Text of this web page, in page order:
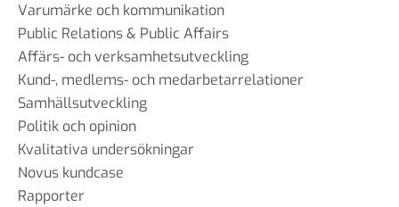
Varumärke och kommunikation
Public Relations & Public Affairs
Affärs- och verksamhetsutveckling
Kund-, medlems- och medarbetarrelationer
Samhällsutveckling
Politik och opinion
Kvalitativa undersökningar
Novus kundcase
Rapporter